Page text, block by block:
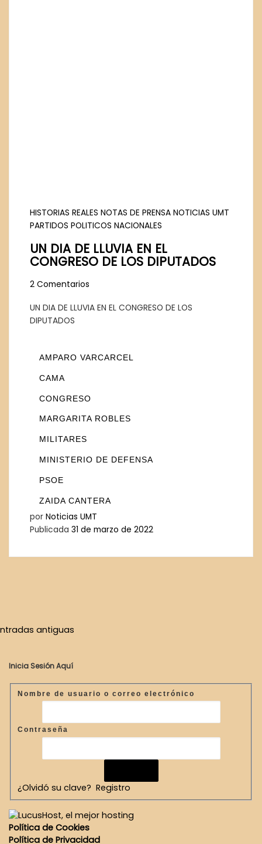
HISTORIAS REALES NOTAS DE PRENSA NOTICIAS UMT
PARTIDOS POLITICOS NACIONALES
UN DIA DE LLUVIA EN EL
CONGRESO DE LOS DIPUTADOS
2 Comentarios
UN DIA DE LLUVIA EN EL CONGRESO DE LOS
DIPUTADOS
AMPARO VARCARCEL
CAMA
CONGRESO
MARGARITA ROBLES
MILITARES
MINISTERIO DE DEFENSA
PSOE
ZAIDA CANTERA
por Noticias UMT
Publicada 31 de marzo de 2022
Navegación de entradas
antiguas
antiguas
Inicia Sesión Aquí
Nombre de usuario o correo electrónico
Contraseña
¿Olvidó su clave? Registro
Política de Cookies
Política de Privacidad